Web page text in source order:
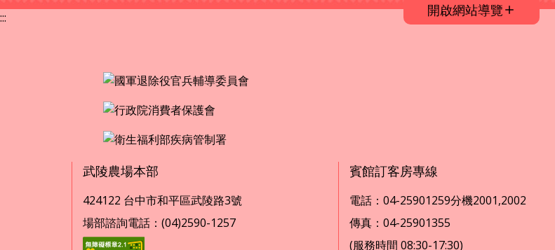
::: 開啟網站導覽
武陵農場本部
424122 台中市和平區武陵路3號
場部諮詢電話：(04)2590-1257
賓館訂客房專線
電話：04-25901259分機2001,2002
傳真：04-25901355
(服務時間 08:30-17:30)